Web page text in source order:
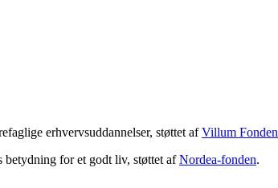
erhvervsuddannelser, støttet afVillum Fonden
betydning for et godt liv, støttet afNordea-fonden.